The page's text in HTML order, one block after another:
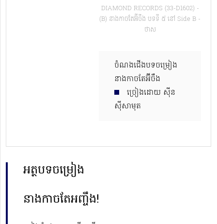
DIAMOND RECORDS (33-D1602) -
(B) នាងកាចតែអ៊ីចឹង បទទី ៥ នៅ Side B -​
ថាស
ចំណងជើងបទចម្រៀង
នាងកាចតែអ៊ីចឹង
ច្រៀងដោយ ស៊ីន
ស៊ីសាមុត
អត្ថបទចម្រៀង
នាងកាចតែអញ្ចឹង!